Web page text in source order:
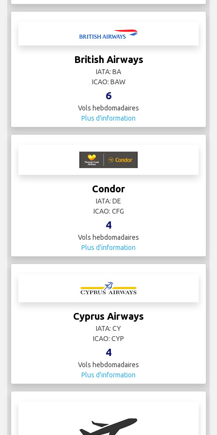
British Airways
IATA: BA
ICAO: BAW
6
Vols hebdomadaires
Plus d'information
Condor
IATA: DE
ICAO: CFG
4
Vols hebdomadaires
Plus d'information
Cyprus Airways
IATA: CY
ICAO: CYP
4
Vols hebdomadaires
Plus d'information